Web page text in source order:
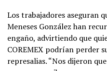
Los trabajadores aseguran
Meneses González han
engaño, advirtiendo que
COREMEX podrían perder
represalias. “Nos dijeron